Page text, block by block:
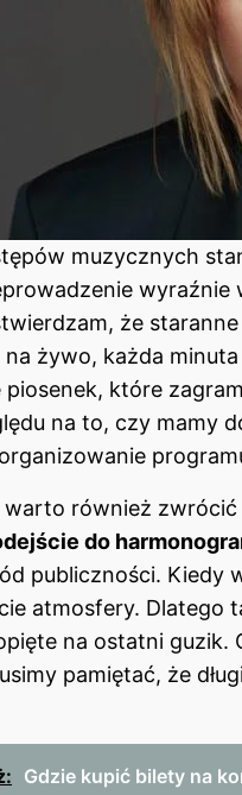
muzycznych
wyraźnie
że
żywo, każda
piosenek, które
na to, czy mamy
również zwrócić
do
publiczności. Kiedy
atmosfery.
na ostatni guzik.
pamiętać, że
Gdzie kupić bilety na